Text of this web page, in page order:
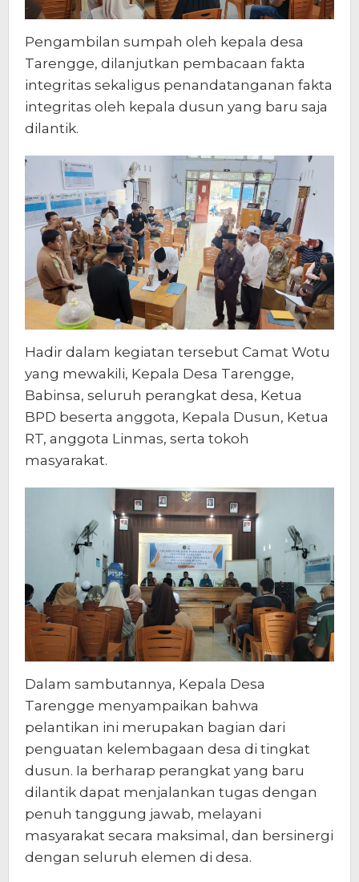
Pengambilan sumpah oleh kepala desa
Tarengge, dilanjutkan pembacaan fakta
integritas sekaligus penandatanganan fakta
integritas oleh kepala dusun yang baru saja
dilantik.
Hadir dalam kegiatan tersebut Camat Wotu
yang mewakili, Kepala Desa Tarengge,
Babinsa, seluruh perangkat desa, Ketua
BPD beserta anggota, Kepala Dusun, Ketua
RT, anggota Linmas, serta tokoh
masyarakat.
Dalam sambutannya, Kepala Desa
Tarengge menyampaikan bahwa
pelantikan ini merupakan bagian dari
penguatan kelembagaan desa di tingkat
dusun. Ia berharap perangkat yang baru
dilantik dapat menjalankan tugas dengan
penuh tanggung jawab, melayani
masyarakat secara maksimal, dan bersinergi
dengan seluruh elemen di desa.